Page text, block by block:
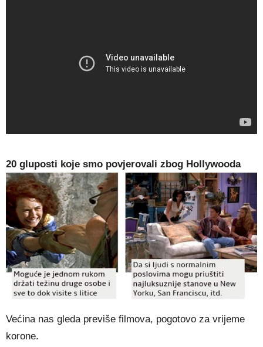
20 gluposti koje smo povjerovali zbog Hollywooda
Većina nas gleda previše filmova, pogotovo za vrijeme
korone.